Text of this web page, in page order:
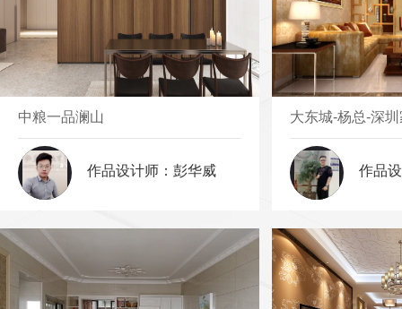
中粮一品澜山
作品设计师：彭华威
大东城-杨总-深
作品